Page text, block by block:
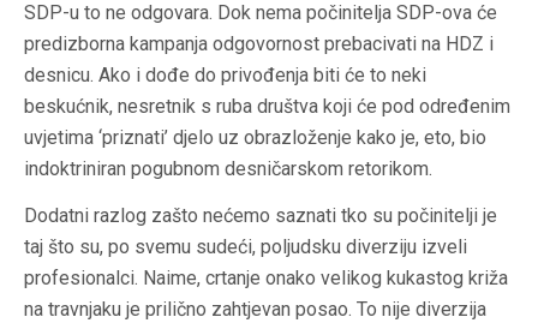
SDP-u to ne odgovara. Dok nema počinitelja SDP-ova će
predizborna kampanja odgovornost prebacivati na HDZ i
desnicu. Ako i dođe do privođenja biti će to neki
beskućnik, nesretnik s ruba društva koji će pod određenim
uvjetima ‘priznati’ djelo uz obrazloženje kako je, eto, bio
indoktriniran pogubnom desničarskom retorikom.
Dodatni razlog zašto nećemo saznati tko su počinitelji je
taj što su, po svemu sudeći, poljudsku diverziju izveli
profesionalci. Naime, crtanje onako velikog kukastog križa
na travnjaku je prilično zahtjevan posao. To nije diverzija